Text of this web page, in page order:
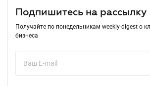
Подпишитесь на рассылку
Получайте по понедельникам weekly-digest о
бизнеса